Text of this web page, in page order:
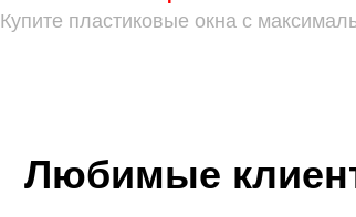
Купите пластиковые окна с
Любимые